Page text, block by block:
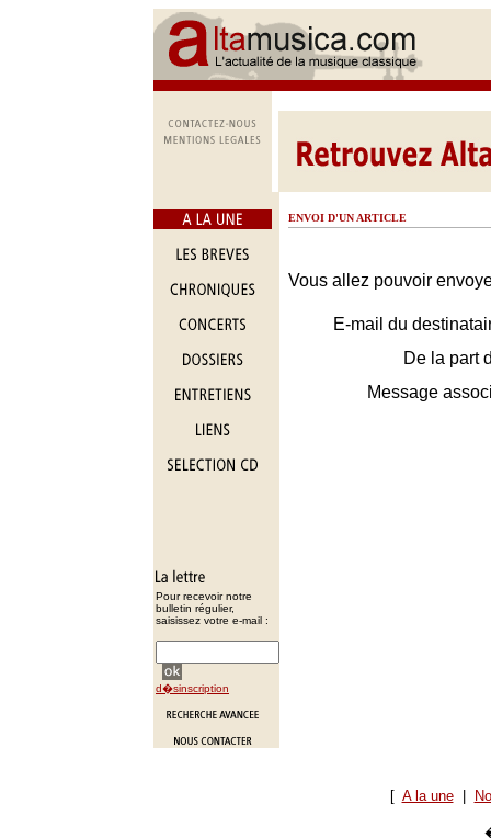
Pour recevoir notre
bulletin régulier,
saisissez votre e-mail :
d�sinscription
ENVOI D'UN ARTICLE
Vous allez pouvoir
E-mail du
De la part
Message
[ A la une|